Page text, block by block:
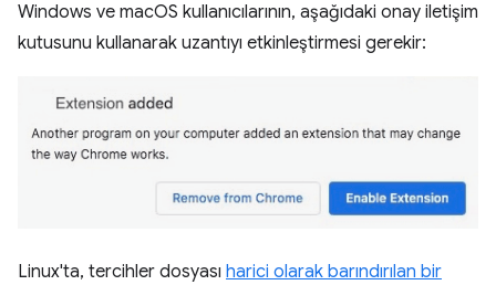
Windows ve macOS kullanıcılarının, aşağıdaki onay iletişim
kutusunu kullanarak uzantıyı etkinleştirmesi gerekir:
Linux'ta, tercihler dosyası harici olarak barındırılan bir